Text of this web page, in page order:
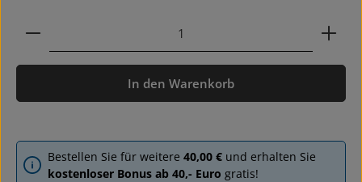
Produkt Anzahl: Gib den gewünschten Wert ein
In den Warenkorb
Bestellen Sie für weitere 40,00 € und erhalten Sie
kostenloser Bonus ab 40,- Euro gratis!